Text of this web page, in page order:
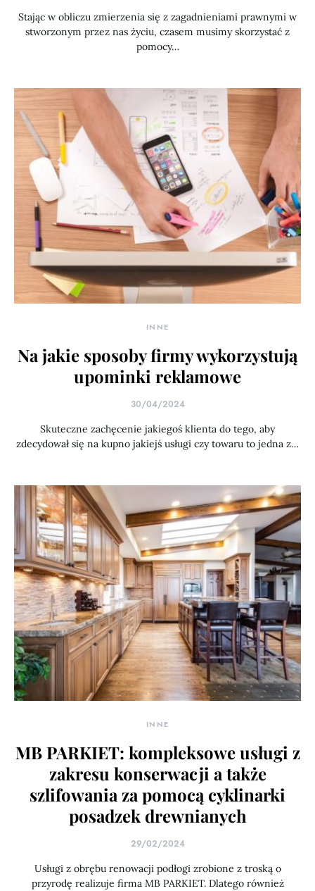
Stając w obliczu zmierzenia się z zagadnieniami prawnymi w
stworzonym przez nas życiu, czasem musimy skorzystać z
pomocy…
INNE
Na jakie sposoby firmy wykorzystują
upominki reklamowe
30/04/2024
Skuteczne zachęcenie jakiegoś klienta do tego, aby
zdecydował się na kupno jakiejś usługi czy towaru to jedna z…
INNE
MB PARKIET: kompleksowe usługi z
zakresu konserwacji a także
szlifowania za pomocą cyklinarki
posadzek drewnianych
29/02/2024
Usługi z obrębu renowacji podłogi zrobione z troską o
przyrodę realizuje firma MB PARKIET. Dlatego również